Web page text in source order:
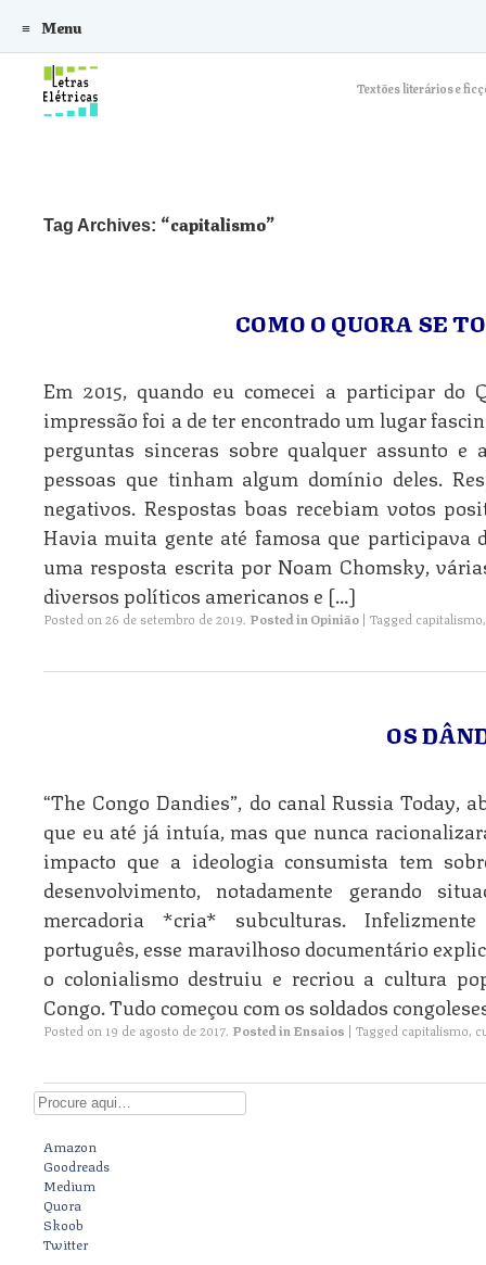
Textões literários e
Menu
Skip to content
Tag Archives: capitalismo
COMO O QUORA SE
Em 2015, quando eu comecei a participar do
impressão foi a de ter encontrado um lugar
perguntas sinceras sobre qualquer assunto e
pessoas que tinham algum domínio deles.
negativos. Respostas boas recebiam votos
Havia muita gente até famosa que participava
uma resposta escrita por Noam Chomsky,
diversos políticos americanos e […]
Posted on 26 de setembro de 2019. Posted in Opinião | Tagged capitalismo
OS
“The Congo Dandies”, do canal Russia Today,
que eu até já intuía, mas que nunca
impacto que a ideologia consumista tem
desenvolvimento, notadamente gerando
mercadoria *cria* subculturas.
português, esse maravilhoso documentário
o colonialismo destruiu e recriou a cultura
Congo. Tudo começou com os soldados
Posted on 19 de agosto de 2017. Posted inEnsaios | Tagged capitalismo,
Digite aqui
Amazon
Goodreads
Medium
Quora
Skoob
Twitter